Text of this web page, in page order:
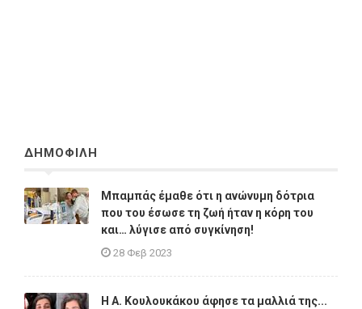
ΔΗΜΟΦΙΛΗ
Μπαμπάς έμαθε ότι η ανώνυμη δότρια
που του έσωσε τη ζωή ήταν η κόρη του
και… λύγισε από συγκίνηση!
28 Φεβ 2023
Η A. Κουλουκάκου άφησε τα μαλλιά της...